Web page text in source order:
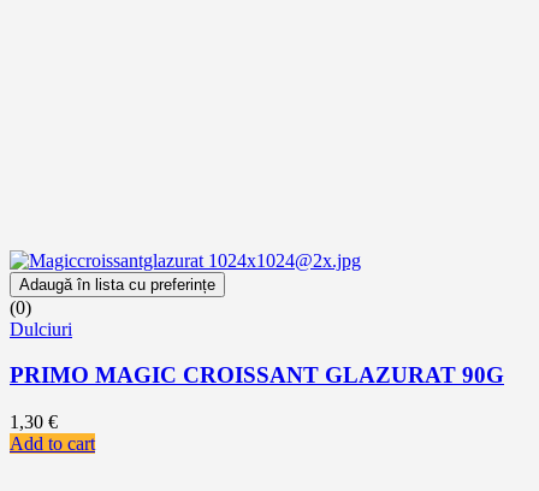
Adaugă în lista cu preferințe
(0)
Dulciuri
PRIMO MAGIC CROISSANT GLAZURAT 90G
1,30 €
Add to cart